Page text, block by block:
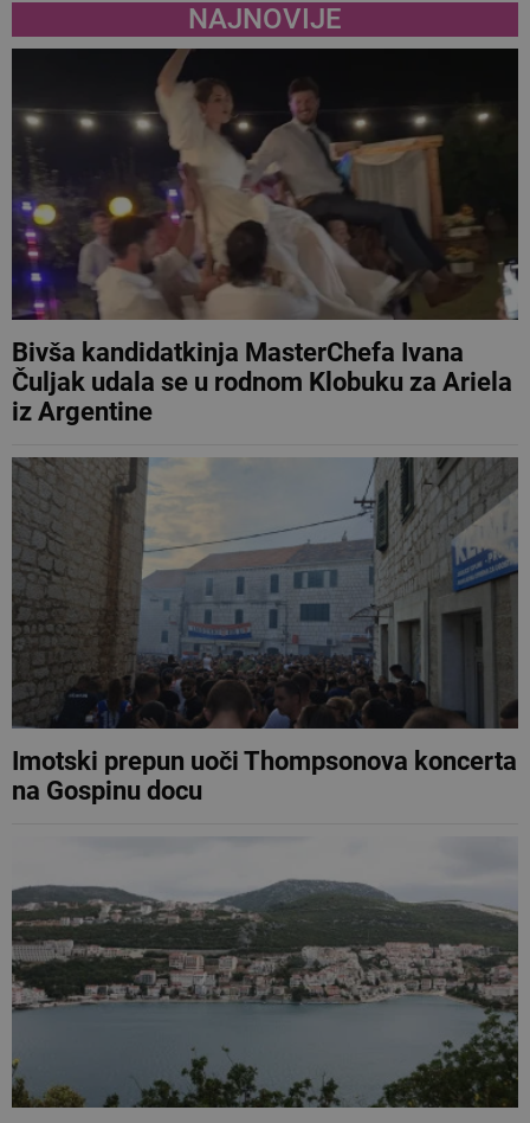
NAJNOVIJE
Bivša kandidatkinja MasterChefa Ivana
Čuljak udala se u rodnom Klobuku za Ariela
iz Argentine
Imotski prepun uoči Thompsonova koncerta
na Gospinu docu